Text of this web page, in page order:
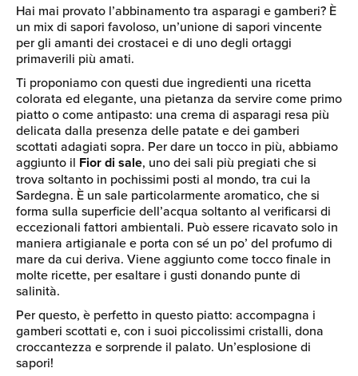
Hai mai provato l’abbinamento tra asparagi e gamberi? È
un mix di sapori favoloso, un’unione di sapori vincente
per gli amanti dei crostacei e di uno degli ortaggi
primaverili più amati.
Ti proponiamo con questi due ingredienti una ricetta
colorata ed elegante, una pietanza da servire come primo
piatto o come antipasto: una crema di asparagi resa più
delicata dalla presenza delle patate e dei gamberi
scottati adagiati sopra. Per dare un tocco in più, abbiamo
aggiunto il Fior di sale, uno dei sali più pregiati che si
trova soltanto in pochissimi posti al mondo, tra cui la
Sardegna. È un sale particolarmente aromatico, che si
forma sulla superficie dell’acqua soltanto al verificarsi di
eccezionali fattori ambientali. Può essere ricavato solo in
maniera artigianale e porta con sé un po’ del profumo di
mare da cui deriva. Viene aggiunto come tocco finale in
molte ricette, per esaltare i gusti donando punte di
salinità.
Per questo, è perfetto in questo piatto: accompagna i
gamberi scottati e, con i suoi piccolissimi cristalli, dona
croccantezza e sorprende il palato. Un’esplosione di
sapori!